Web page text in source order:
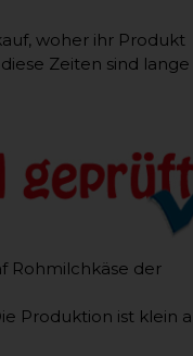
woher ihr Produkt
Zeiten sind lange
Rohmilchkäse der
Produktion ist klein